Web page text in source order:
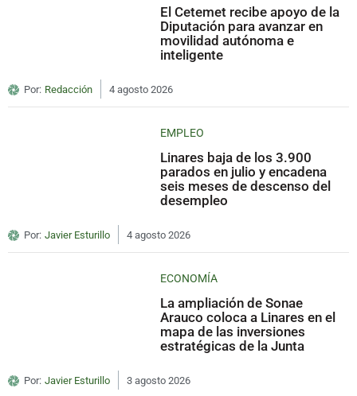
El Cetemet recibe apoyo de la
Diputación para avanzar en
movilidad autónoma e
inteligente
Por: Redacción 4 agosto 2026
EMPLEO
Linares baja de los 3.900
parados en julio y encadena
seis meses de descenso del
desempleo
Por: Javier Esturillo 4 agosto 2026
ECONOMÍA
La ampliación de Sonae
Arauco coloca a Linares en el
mapa de las inversiones
estratégicas de la Junta
Por: Javier Esturillo 3 agosto 2026